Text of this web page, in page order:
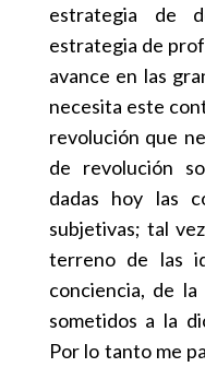
estrategia de
estrategia de
avance en las
necesita este
revolución que
de revolución
dadas hoy las
subjetivas; tal
terreno de las
conciencia, de
sometidos a la
Por lo tanto me